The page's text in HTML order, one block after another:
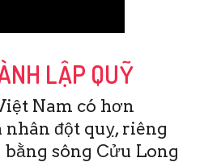
LẬP QUỸ
Nam có hơn
đột quỵ, riêng
sông Cửu Long